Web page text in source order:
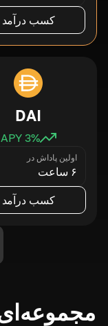
کسب درآمد
DAI
3% APY
اولین پاداش در
۶ ساعت
کسب درآمد
مجموعه‌ای